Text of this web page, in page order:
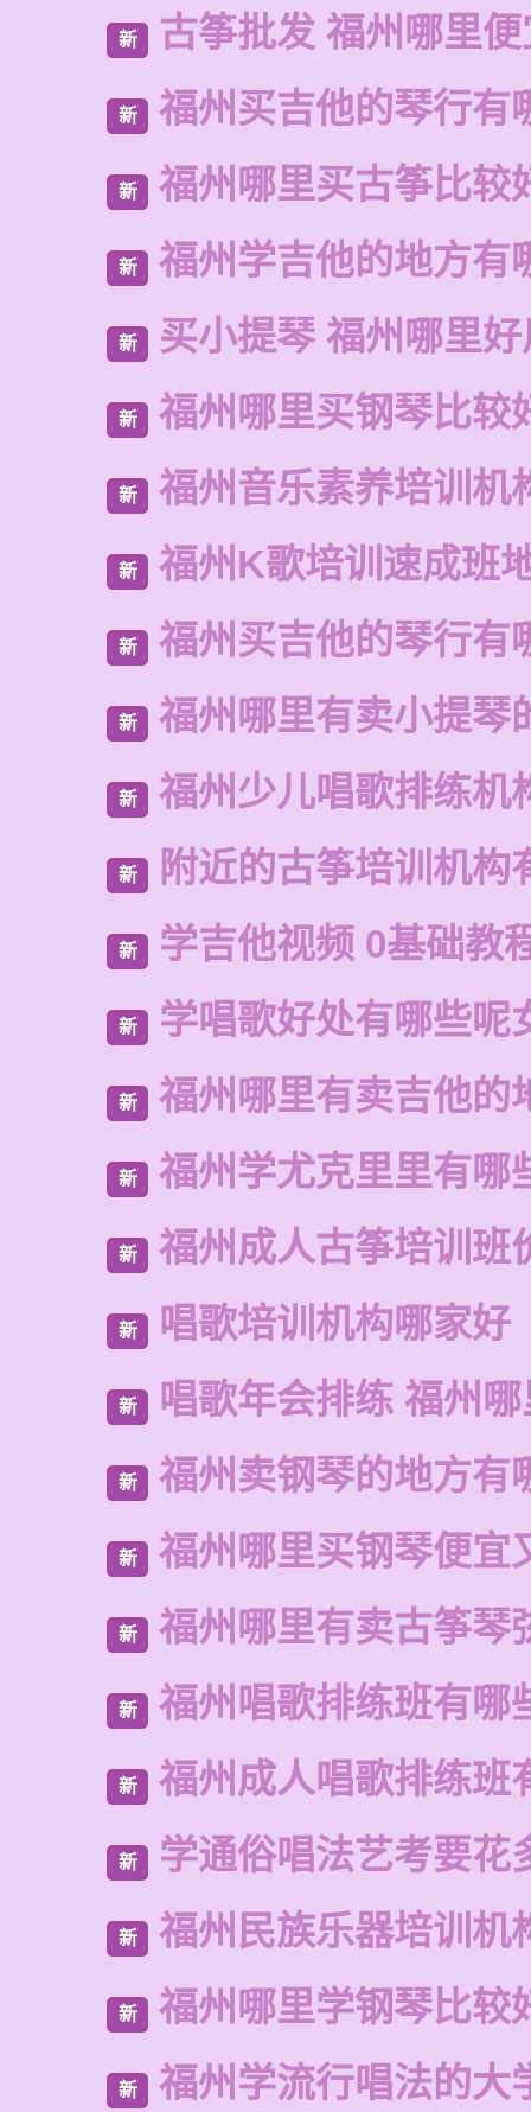
新 古筝批发 福州哪里便
新 福州买吉他的琴行有
新 福州哪里买古筝比较
新 福州学吉他的地方有
新 买小提琴 福州哪里
新 福州哪里买钢琴比较
新 福州音乐素养培训机
新 福州K歌培训速成班
新 福州买吉他的琴行有
新 福州哪里有卖小提琴
新 福州少儿唱歌排练机
新 附近的古筝培训机构
新 学吉他视频 0基础教
新 学唱歌好处有哪些呢
新 福州哪里有卖吉他的
新 福州学尤克里里有哪
新 福州成人古筝培训班
新 唱歌培训机构哪家好
新 唱歌年会排练 福州
新 福州卖钢琴的地方有
新 福州哪里买钢琴便宜
新 福州哪里有卖古筝琴
新 福州唱歌排练班有哪
新 福州成人唱歌排练班
新 学通俗唱法艺考要花
新 福州民族乐器培训机
新 福州哪里学钢琴比较
新 福州学流行唱法的大